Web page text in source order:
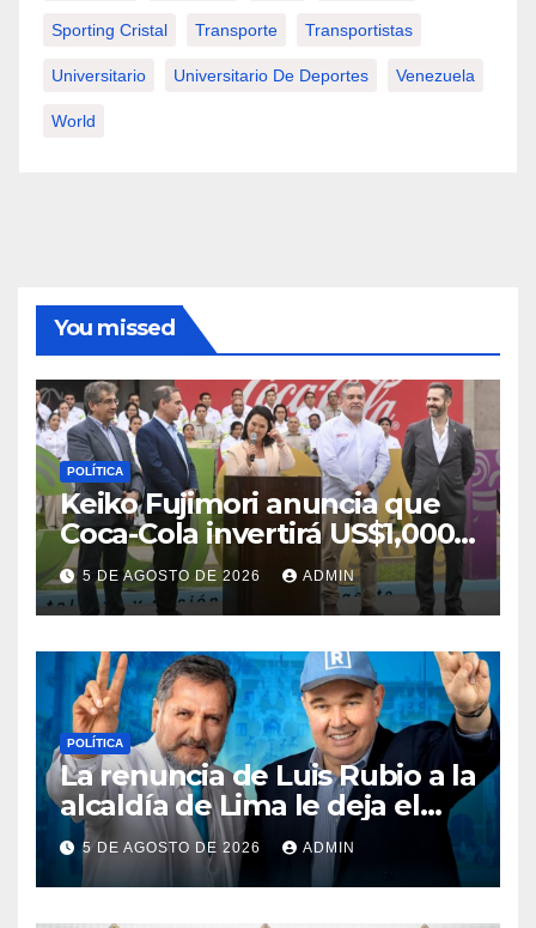
Sporting Cristal Transporte Transportistas
Universitario Universitario De Deportes Venezuela
World
You missed
POLÍTICA
Keiko Fujimori anuncia que
Coca-Cola invertirá US$1,000
millones en 5 años
5 DE AGOSTO DE 2026 ADMIN
POLÍTICA
La renuncia de Luis Rubio a la
alcaldía de Lima le deja el
camino libre a Rafael López
Aliaga
5 DE AGOSTO DE 2026 ADMIN